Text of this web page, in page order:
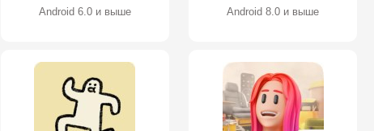
Android 6.0 и выше Android 8.0 и выше